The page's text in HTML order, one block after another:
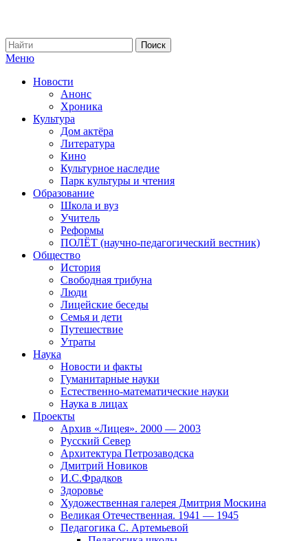
Меню
Новости
Анонс
Хроника
Культура
Дом актёра
Литература
Кино
Культурное наследие
Парк культуры и чтения
Образование
Школа и вуз
Учитель
Реформы
ПОЛЁТ (научно-педагогический вестник)
Общество
История
Свободная трибуна
Люди
Лицейские беседы
Семья и дети
Путешествие
Утраты
Наука
Новости и факты
Гуманитарные науки
Естественно-математические науки
Наука в лицах
Проекты
Архив «Лицея». 2000 — 2003
Русский Север
Архитектура Петрозаводска
Дмитрий Новиков
И.С.Фрадков
Здоровье
Художественная галерея Дмитрия Москина
Великая Отечественная. 1941 — 1945
Педагогика С. Артемьевой